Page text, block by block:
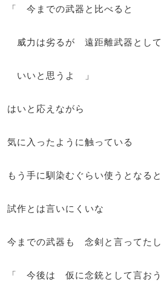
「 今までの武器と比べると
威力は劣るが 遠距離武器として
いいと思うよ 」
はいと応えながら
気に入ったように触っている
もう手に馴染むぐらい使うとなると
試作とは言いにくいな
今までの武器も 念剣と言ってたし
「 今後は 仮に念銃として言おう